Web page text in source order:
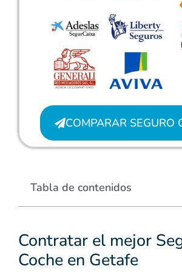
Contratar el mejor
Coche en Getafe
COMPARAR SEGURO
Tabla de contenidos